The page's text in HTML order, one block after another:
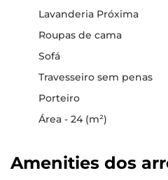
Lavanderia Próxima
Roupas de cama
Sofá
Travesseiro sem penas
Porteiro
Área - 24 (m²)
Amenities dos